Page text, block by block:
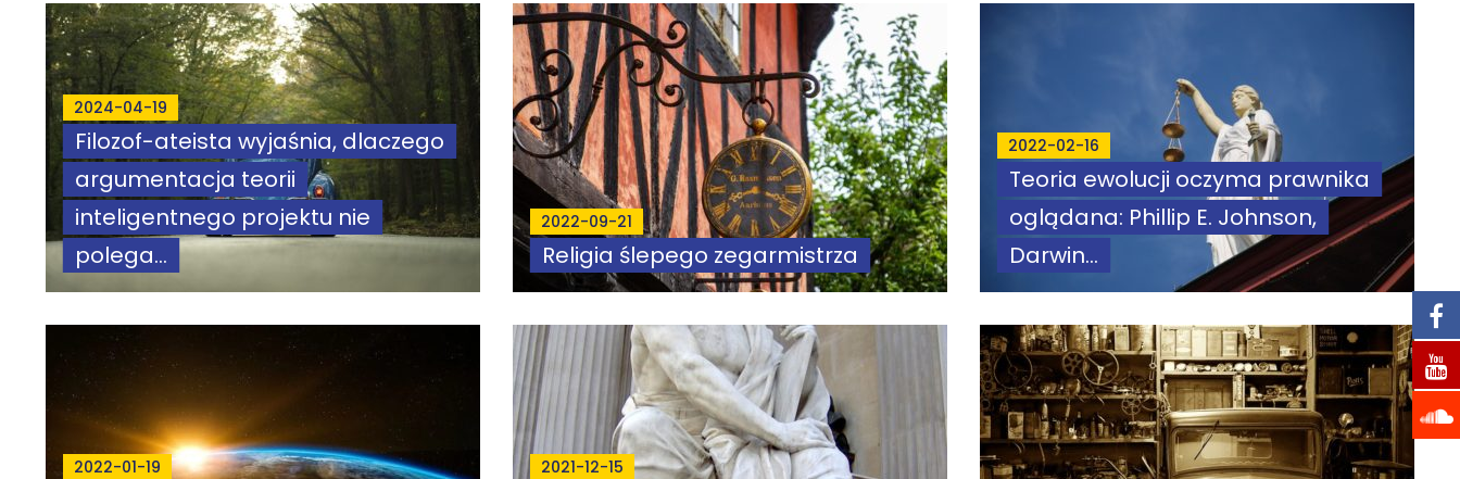
2024-04-19
Filozof-ateista wyjaśnia, dlaczego
argumentacja teorii
inteligentnego projektu nie
polega...
2022-09-21
Religia ślepego zegarmistrza
2022-02-16
Teoria ewolucji oczyma prawnika
oglądana: Phillip E. Johnson,
Darwin...
2022-01-19 2021-12-15